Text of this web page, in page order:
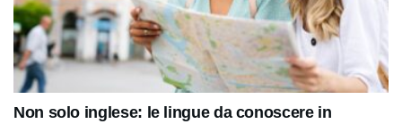
Non solo inglese: le lingue da conoscere in